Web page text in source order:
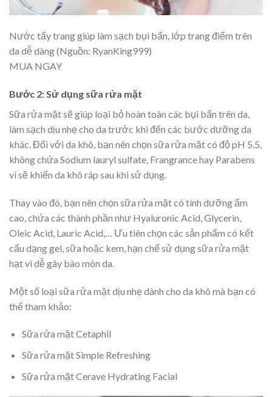
Nước tẩy trang giúp làm sạch bụi bẩn, lớp trang điểm trên
da dễ dàng (Nguồn: RyanKing999)
MUA NGAY
Bước 2: Sử dụng sữa rửa mặt
Sữa rửa mặt sẽ giúp loại bỏ hoàn toàn các bụi bẩn trên da,
làm sạch dịu nhẹ cho da trước khi đến các bước dưỡng da
khác. Đối với da khô, bạn nên chọn sữa rửa mặt có độ pH 5.5,
không chứa Sodium lauryl sulfate, Frangrance hay Parabens
vì sẽ khiến da khô ráp sau khi sử dụng.
Thay vào đó, bạn nên chọn sữa rửa mặt có tính dưỡng ẩm
cao, chứa các thành phần như Hyaluronic Acid, Glycerin,
Oleic Acid, Lauric Acid,… Ưu tiên chọn các sản phẩm có kết
cấu dạng gel, sữa hoặc kem, hạn chế sử dụng sữa rửa mặt
hạt vì dễ gây bào mòn da.
Một số loại sữa rửa mặt dịu nhẹ dành cho da khô mà bạn có
thể tham khảo:
Sữa rửa mặt Cetaphil
Sữa rửa mặt Simple Refreshing
Sữa rửa mặt Cerave Hydrating Facial